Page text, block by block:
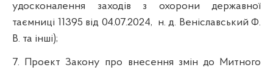
удосконалення заходів з охорони державної
таємниці 11395 від 04.07.2024, н. д. Веніславський Ф.
В. та інші);
7. Проект Закону про внесення змін до Митного